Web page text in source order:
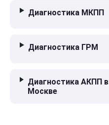
Диагностика МКПП
Диагностика ГРМ
Диагностика АКПП в
Москве